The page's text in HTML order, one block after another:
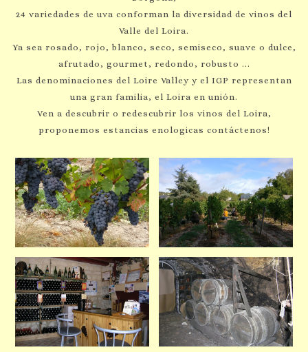
24 variedades de uva conforman la diversidad de vinos del
Valle del Loira.
Ya sea rosado, rojo, blanco, seco, semiseco, suave o dulce,
afrutado, gourmet, redondo, robusto ...
Las denominaciones del Loire Valley y el IGP representan
una gran familia, el Loira en unión.
Ven a descubrir o redescubrir los vinos del Loira,
proponemos estancias enologicas contáctenos!